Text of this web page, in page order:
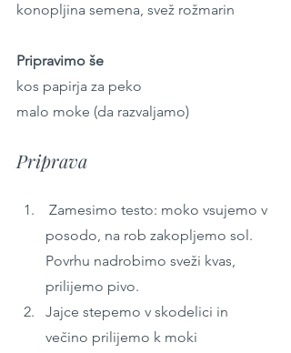
konopljina semena, svež rožmarin
Pripravimo še
kos papirja za peko
malo moke (da razvaljamo)
Priprava
posodo, na rob zakopljemo sol.
Povrhu nadrobimo sveži kvas,
prilijemo pivo.
Jajce stepemo v skodelici in
večino prilijemo k moki